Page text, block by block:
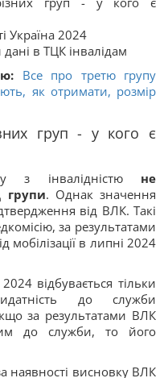
Україна 2024
в ТЦК інвалідам
Все про третю групу
як отримати, розмір
груп - у кого є
з інвалідністюне
групи. Однак значення
від ВЛК. Такі
за результатами
мобілізації в липні 2024
відбувається тільки
до служби
за результатами ВЛК
до служби, то його
наявності висновку ВЛК